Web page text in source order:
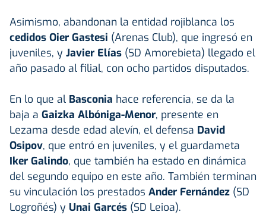
Asimismo, abandonan la entidad rojiblanca los
cedidos Oier Gastesi (Arenas Club), que ingresó en
juveniles, y Javier Elías (SD Amorebieta) llegado el
año pasado al filial, con ocho partidos disputados.
En lo que al Basconia hace referencia, se da la
baja a Gaizka Albóniga-Menor, presente en
Lezama desde edad alevín, el defensa David
Osipov, que entró en juveniles, y el guardameta
Iker Galindo, que también ha estado en dinámica
del segundo equipo en este año. También terminan
su vinculación los prestados Ander Fernández (SD
Logroñés) y Unai Garcés (SD Leioa).